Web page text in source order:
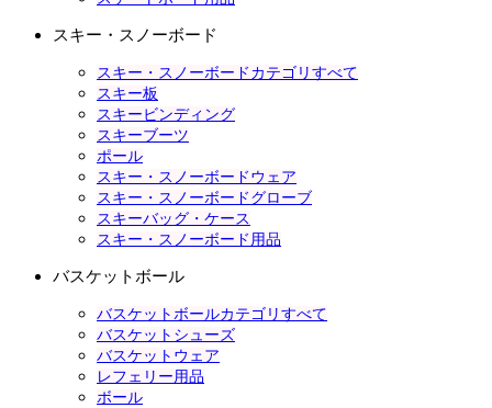
スキー・スノーボード
スキー・スノーボードカテゴリすべて
スキー板
スキービンディング
スキーブーツ
ポール
スキー・スノーボードウェア
スキー・スノーボードグローブ
スキーバッグ・ケース
スキー・スノーボード用品
バスケットボール
バスケットボールカテゴリすべて
バスケットシューズ
バスケットウェア
レフェリー用品
ボール